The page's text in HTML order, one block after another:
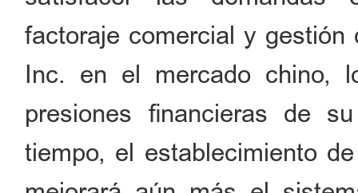
factoraje comercial y
Inc. en el mercado chino,
presiones financieras de
tiempo, el establecimiento